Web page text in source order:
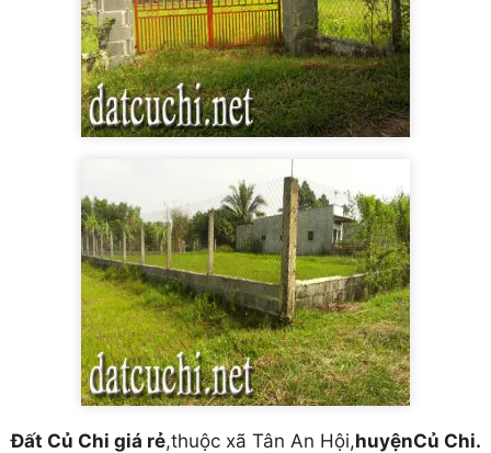
Đất Củ Chi giá rẻ,thuộc xã Tân An Hội,huyệnCủ Chi.